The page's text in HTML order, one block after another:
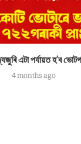
এটা পৰ্যায়ত হ’ব
4 months ago